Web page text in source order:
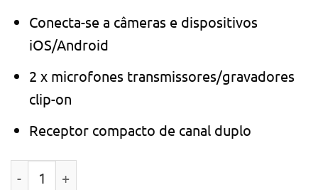
Conecta-se a câmeras e dispositivos
iOS/Android
2 x microfones transmissores/gravadores
clip-on
Receptor compacto de canal duplo